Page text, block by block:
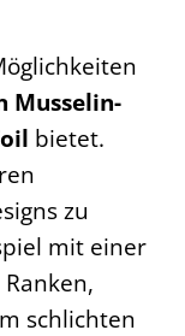
Musselin-
bietet.
zu
mit einer
schlichten